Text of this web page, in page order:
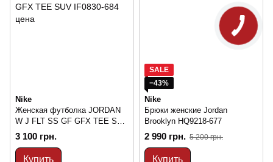
Nike
Женская футболка JORDAN
W J FLT SS GF GFX TEE SUV
IF0830-684
3 100 грн.
Купить
SALE
−43%
Nike
Брюки женские Jordan
Brooklyn HQ9218-677
2 990 грн. 5 200 грн.
Купить